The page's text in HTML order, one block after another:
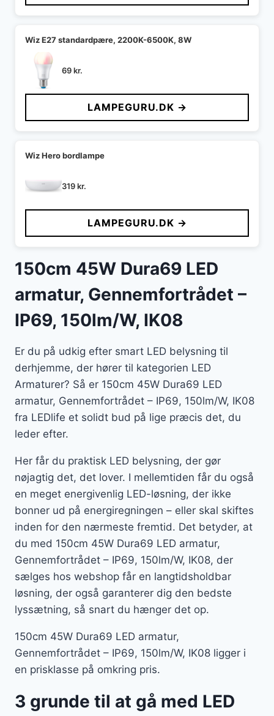
Wiz E27 standardpære, 2200K-6500K, 8W
69kr.
LAMPEGURU.DK →
Wiz Hero bordlampe
319kr.
LAMPEGURU.DK →
150cm 45W Dura69 LED
armatur, Gennemfortrådet –
IP69, 150lm/W, IK08
Er du på udkig efter smart LED belysning til
derhjemme, der hører til kategorien LED
Armaturer? Så er 150cm 45W Dura69 LED
armatur, Gennemfortrådet – IP69, 150lm/W, IK08
fra LEDlife et solidt bud på lige præcis det, du
leder efter.
Her får du praktisk LED belysning, der gør
nøjagtig det, det lover. I mellemtiden får du også
en meget energivenlig LED-løsning, der ikke
bonner ud på energiregningen – eller skal skiftes
inden for den nærmeste fremtid. Det betyder, at
du med 150cm 45W Dura69 LED armatur,
Gennemfortrådet – IP69, 150lm/W, IK08, der
sælges hos webshop får en langtidsholdbar
løsning, der også garanterer dig den bedste
lyssætning, så snart du hænger det op.
150cm 45W Dura69 LED armatur,
Gennemfortrådet – IP69, 150lm/W, IK08 ligger i
en prisklasse på omkring pris.
3 grunde til at gå med LED